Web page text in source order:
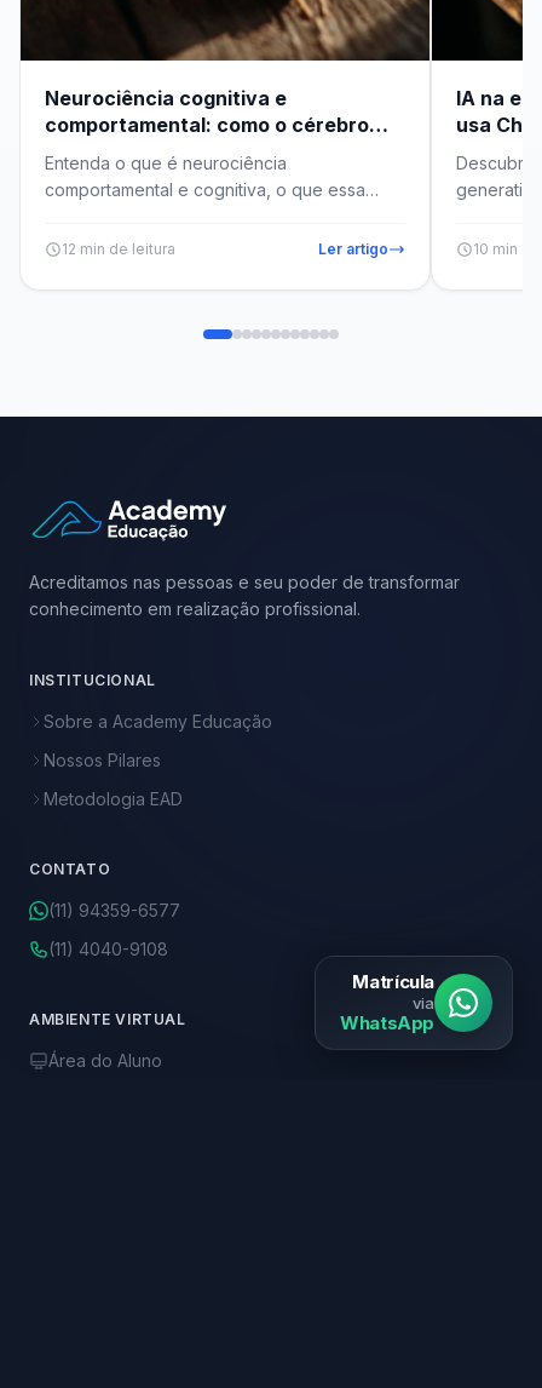
Neurociência cognitiva e
comportamental: como o cérebro
decide e aprende
Entenda o que é neurociência
comportamental e cognitiva, o que essa
memória e dec...
12 min de leitura Ler artigo
IA na
usa
Descubra
10 min
Acreditamos nas pessoas e seu poder de transformar
conhecimento em realização profissional.
INSTITUCIONAL
Sobre a Academy Educação
Nossos Pilares
Metodologia EAD
CONTATO
(11) 94359-6577
(11) 4040-9108
AMBIENTE VIRTUAL
Área do Aluno
Matrícula
via
WhatsApp